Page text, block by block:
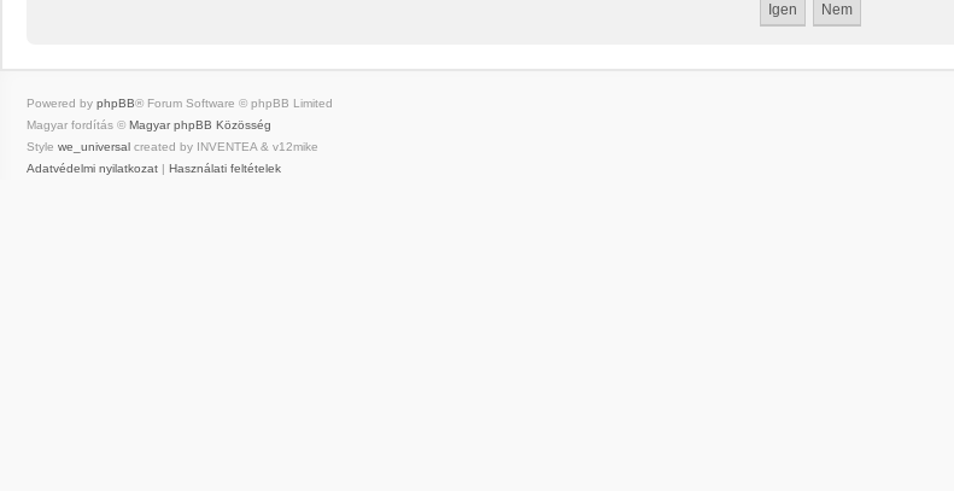
Powered by phpBB® Forum Software © phpBB Limited
Magyar fordítás © Magyar phpBB Közösség
Style we_universal created by INVENTEA & v12mike
Adatvédelmi nyilatkozat
Használati feltételek